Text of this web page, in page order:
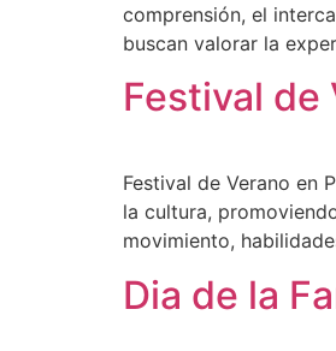
comprensión, el
buscan valorar la
Festival de
Festival de Verano en
la cultura,
movimiento,
Dia de la